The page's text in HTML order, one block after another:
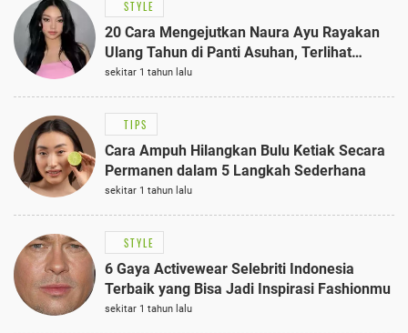
STYLE
20 Cara Mengejutkan Naura Ayu Rayakan
Ulang Tahun di Panti Asuhan, Terlihat
Anggun dengan Kaftan Cokelat
sekitar 1 tahun lalu
TIPS
Cara Ampuh Hilangkan Bulu Ketiak Secara
Permanen dalam 5 Langkah Sederhana
sekitar 1 tahun lalu
STYLE
6 Gaya Activewear Selebriti Indonesia
Terbaik yang Bisa Jadi Inspirasi Fashionmu
sekitar 1 tahun lalu